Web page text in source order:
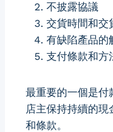
不披露協議
交貨時間和交
有缺陷產品的
支付條款和方
最重要的一個是付
店主保持持續的
和條款。